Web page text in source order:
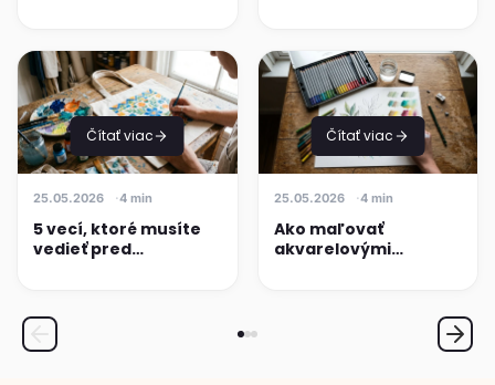
Čítať viac
25.05.2026 4 min
5 vecí, ktoré musíte
vedieť pred
Čítať viac
25.05.2026 4 min
Ako maľovať
akvarelovými